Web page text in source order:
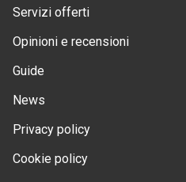
Servizi offerti
Opinioni e recensioni
Guide
News
Privacy policy
Cookie policy